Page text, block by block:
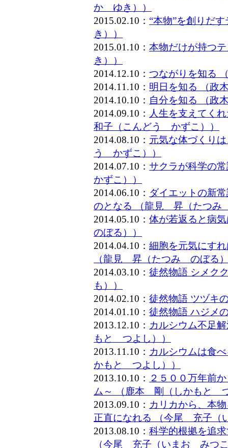
か ゆき））
2015.02.10： “本物”を創りだ
き））
2015.01.10： 本物だけが持つ
き））
2014.12.10： つながりを知る
2014.11.10： 明日を知る （
2014.10.10： 自分を知る （
2014.09.10： 人生を支えてく
和子（こんどう かずこ））
2014.08.10： 元気な体づくり
う かずこ））
2014.07.10： サクラが科学の
かずこ））
2014.06.10： ダイエットの新
のとなる （龍見 昇（たつみ
2014.05.10： 体が若返ると病
のぼる））
2014.04.10： 細胞を元気にす
（龍見 昇（たつみ のぼる
2014.03.10： 徒然物語 シメク
も））
2014.02.10： 徒然物語 ツヅキ
2014.01.10： 徒然物語 ハジメ
2013.12.10： カルシウム不足
もと つよし））
2013.11.10： カルシウムは食
かもと つよし））
2013.10.10：
２５００万年前
ム～ （鹿本 剛（しかもと
2013.09.10： カリカから、本
正直になれる （今尾 充子（
2013.08.10： 科学的根拠を追
（今尾 充子（いまお みつ